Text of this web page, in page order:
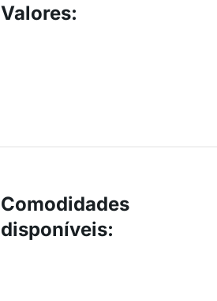
Valores:
Comodidades
disponíveis: